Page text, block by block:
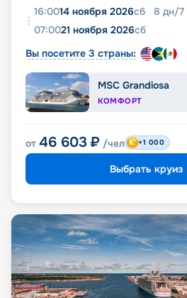
16:0014 ноября 2026сб 8 дн/7
07:0021 ноября 2026сб
Вы посетите 3 страны:
MSC Grandiosa
КОМФОРТ
от 46 603 ₽ /чел +1 000
Выбрать круиз